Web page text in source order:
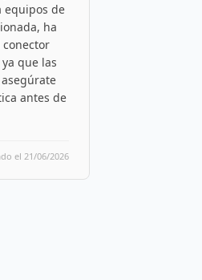
equipos de
ha
que las
antes de
el 21/06/2026